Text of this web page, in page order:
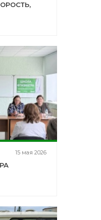
15 мая 2026